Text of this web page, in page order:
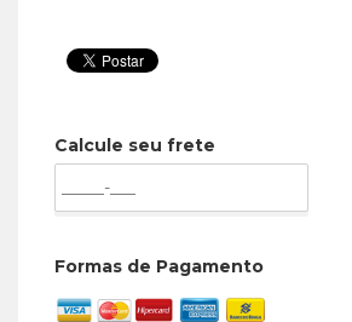
Calcule seu frete
Formas de Pagamento